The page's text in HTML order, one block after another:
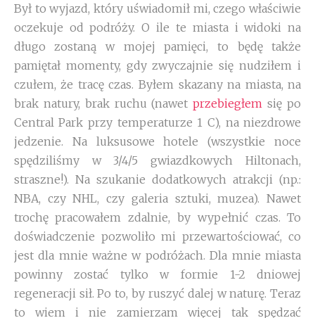
Był to wyjazd, który uświadomił mi, czego właściwie
oczekuje od podróży. O ile te miasta i widoki na
długo zostaną w mojej pamięci, to będę także
pamiętał momenty, gdy zwyczajnie się nudziłem i
czułem, że tracę czas. Byłem skazany na miasta, na
brak natury, brak ruchu (nawetprzebiegłem się po
Central Park przy temperaturze 1 C), na niezdrowe
jedzenie. Na luksusowe hotele (wszystkie noce
spędziliśmy w 3/4/5 gwiazdkowych Hiltonach,
straszne!). Na szukanie dodatkowych atrakcji (np.:
NBA, czy NHL, czy galeria sztuki, muzea). Nawet
trochę pracowałem zdalnie, by wypełnić czas. To
doświadczenie pozwoliło mi przewartościować, co
jest dla mnie ważne w podróżach. Dla mnie miasta
powinny zostać tylko w formie 1-2 dniowej
regeneracji sił. Po to, by ruszyć dalej w naturę. Teraz
to wiem i nie zamierzam więcej tak spędzać